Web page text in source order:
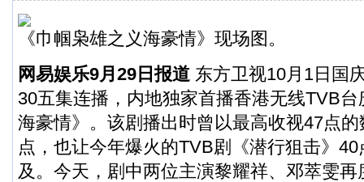
《巾帼枭雄之义海豪情》现场图。
网易娱乐9月29日报道东方卫视10月1日国
30五集连播，内地独家首播香港无线TVB
海豪情》。该剧播出时曾以最高收视47点
点，也让今年爆火的TVB剧《潜行狙击》
及。今天，剧中两位主演黎耀祥、邓萃雯